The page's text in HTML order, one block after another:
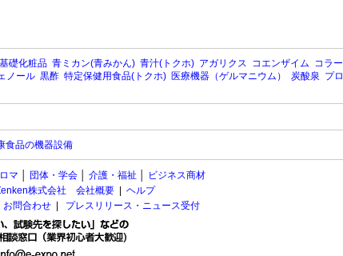
基礎化粧品 青ミカン(青みかん) 青汁(トクホ) アガリクス コエンザイム コラー
ノール 黒酢 特定保健用食品(トクホ) 医療機器（ゲルマニウム） 炭酸泉 プロ
食品の機器設備
マ 団体・学会 介護・福祉
ビジネス商材
株式会社 会社概要
ヘルプ
お問合わせ プレスリリース・ニュース受付